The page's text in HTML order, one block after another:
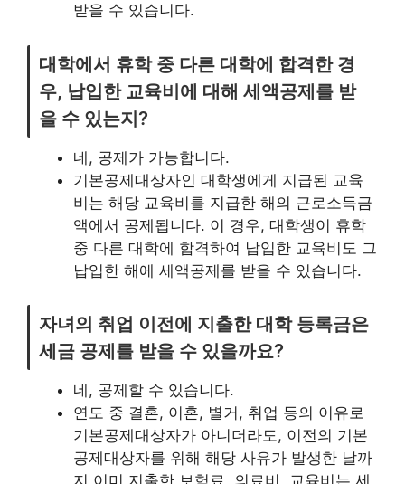
받을 수 있습니다.
대학에서 휴학 중 다른 대학에 합격한 경
우, 납입한 교육비에 대해 세액공제를 받
을 수 있는지?
네, 공제가 가능합니다.
기본공제대상자인 대학생에게 지급된 교육
비는 해당 교육비를 지급한 해의 근로소득금
액에서 공제됩니다. 이 경우, 대학생이 휴학
중 다른 대학에 합격하여 납입한 교육비도 그
납입한 해에 세액공제를 받을 수 있습니다.
자녀의 취업 이전에 지출한 대학 등록금은
세금 공제를 받을 수 있을까요?
네, 공제할 수 있습니다.
연도 중 결혼, 이혼, 별거, 취업 등의 이유로
기본공제대상자가 아니더라도, 이전의 기본
공제대상자를 위해 해당 사유가 발생한 날까
지 이미 지출한 보험료, 의료비, 교육비는 세